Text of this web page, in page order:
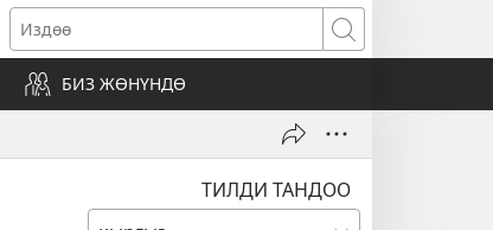
Издөө
БИЗ ЖӨНҮНДӨ
ТИЛДИ ТАНДОО